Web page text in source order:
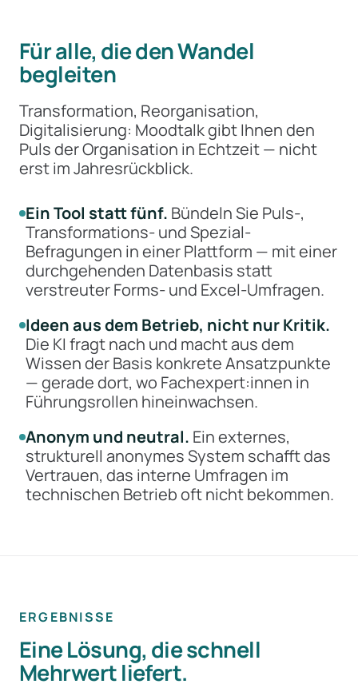
Für alle, die den Wandel
begleiten
Transformation, Reorganisation,
Digitalisierung: Moodtalk gibt Ihnen den
Puls der Organisation in Echtzeit — nicht
erst im Jahresrückblick.
Ein Tool statt fünf. Bündeln Sie Puls-,
Transformations- und Spezial-
Befragungen in einer Plattform — mit einer
durchgehenden Datenbasis statt
verstreuter Forms- und Excel-Umfragen.
Ideen aus dem Betrieb, nicht nur Kritik.
Die KI fragt nach und macht aus dem
Wissen der Basis konkrete Ansatzpunkte
— gerade dort, wo Fachexpert:innen in
Führungsrollen hineinwachsen.
Anonym und neutral. Ein externes,
strukturell anonymes System schafft das
Vertrauen, das interne Umfragen im
technischen Betrieb oft nicht bekommen.
ERGEBNISSE
Eine Lösung, die schnell
Mehrwert liefert.